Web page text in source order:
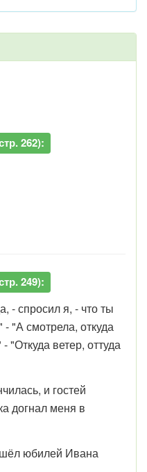
262):
249):
- спросил я, - что ты
"А смотрела, откуда
"Откуда ветер, оттуда
и гостей
догнал меня в
юбилей Ивана